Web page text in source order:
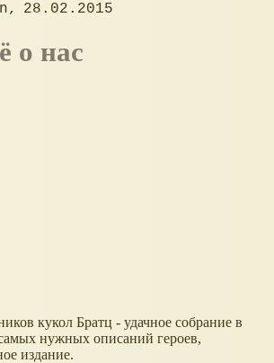
28.02.2015
о нас
кукол Братц - удачное собрание в
нужных описаний героев,
издание.